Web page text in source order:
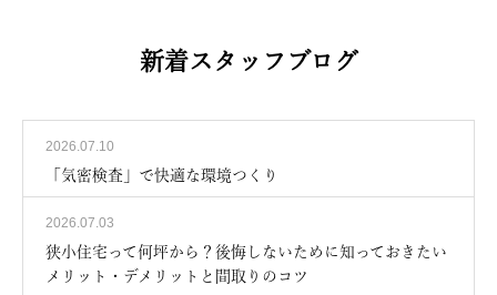
新着スタッフブログ
2026.07.10
「気密検査」で快適な環境つくり
2026.07.03
狭小住宅って何坪から？後悔しないために知っておきたい
メリット・デメリットと間取りのコツ